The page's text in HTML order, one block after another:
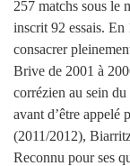
257 matchs sous le
inscrit 92 essais. En
consacrer
Brive de 2001 à
corrézien au sein
avant d’être appelé
(2011/2012),
Reconnu pour ses